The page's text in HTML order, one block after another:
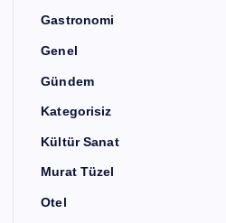
Gastronomi
Genel
Gündem
Kategorisiz
Kültür Sanat
Murat Tüzel
Otel